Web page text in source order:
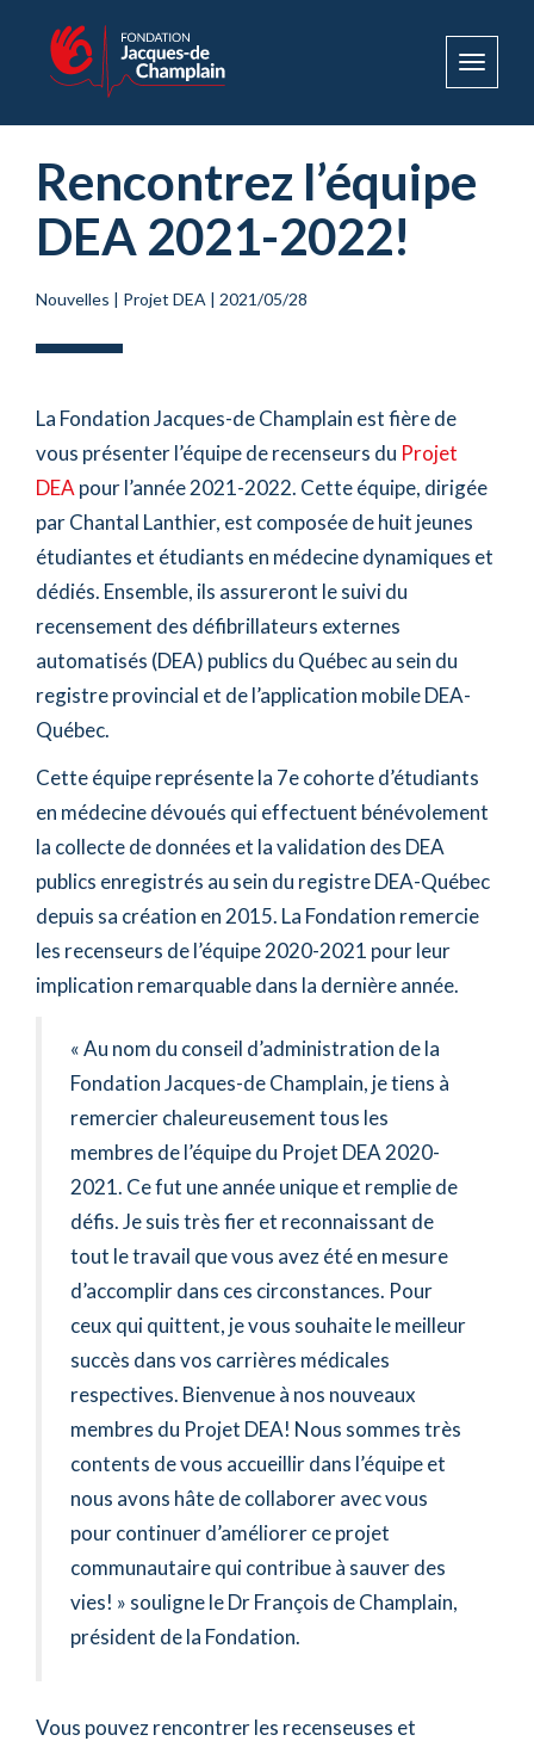
Toggle
Rencontrez l’équipe
DEA 2021-2022!
Nouvelles | Projet DEA | 2021/05/28
La Fondation Jacques-de Champlain est fière de
vous présenter l’équipe de recenseurs du Projet
DEA pour l’année 2021-2022. Cette équipe, dirigée
par Chantal Lanthier, est composée de huit jeunes
étudiantes et étudiants en médecine dynamiques et
dédiés. Ensemble, ils assureront le suivi du
recensement des défibrillateurs externes
automatisés (DEA) publics du Québec au sein du
registre provincial et de l’application mobile DEA-
Québec.
Cette équipe représente la 7e cohorte d’étudiants
en médecine dévoués qui effectuent bénévolement
la collecte de données et la validation des DEA
publics enregistrés au sein du registre DEA-Québec
depuis sa création en 2015. La Fondation remercie
les recenseurs de l’équipe 2020-2021 pour leur
implication remarquable dans la dernière année.
« Au nom du conseil d’administration de la
Fondation Jacques-de Champlain, je tiens à
remercier chaleureusement tous les
membres de l’équipe du Projet DEA 2020-
2021. Ce fut une année unique et remplie de
défis. Je suis très fier et reconnaissant de
tout le travail que vous avez été en mesure
d’accomplir dans ces circonstances. Pour
ceux qui quittent, je vous souhaite le meilleur
succès dans vos carrières médicales
respectives. Bienvenue à nos nouveaux
membres du Projet DEA! Nous sommes très
contents de vous accueillir dans l’équipe et
nous avons hâte de collaborer avec vous
pour continuer d’améliorer ce projet
communautaire qui contribue à sauver des
vies! » souligne le Dr François de Champlain,
président de la Fondation.
Vous pouvez rencontrer les recenseuses et